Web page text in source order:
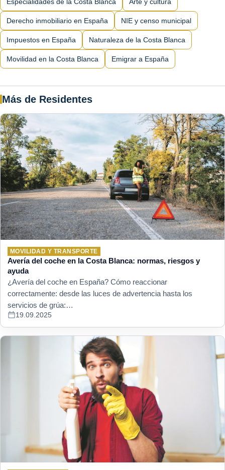
Derecho inmobiliario en España NIE y censo municipal
Impuestos en España Naturaleza de la Costa Blanca
Movilidad en la Costa Blanca Emigrar a España
Más de Residentes
MOVILIDAD Y TRANSPORTE
Avería del coche en la Costa Blanca: normas, riesgos y
ayuda
¿Avería del coche en España? Cómo reaccionar
correctamente: desde las luces de advertencia hasta los
servicios de grúa:…
19.09.2025